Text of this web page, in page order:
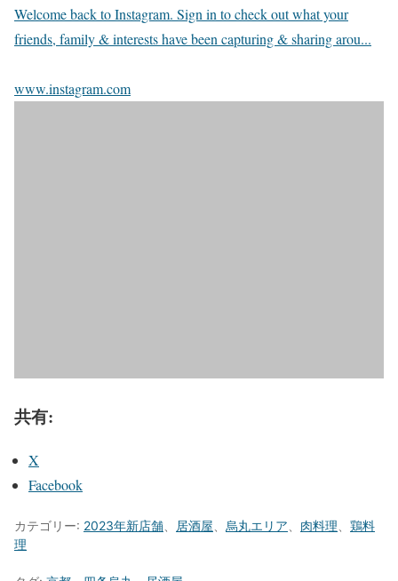
Welcome back to Instagram. Sign in to check out what your
friends, family & interests have been capturing & sharing arou...
www.instagram.com
共有:
X
Facebook
カテゴリー: 2023年新店舗 居酒屋 烏丸エリア 肉料理
鶏料
理